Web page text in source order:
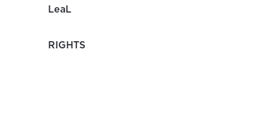
LeaL
RIGHTS